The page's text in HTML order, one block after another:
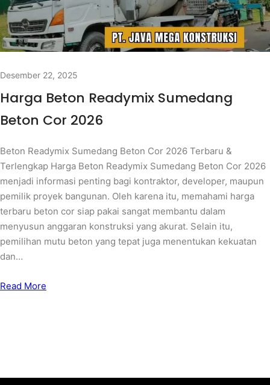
Desember 22, 2025
Harga Beton Readymix Sumedang
Beton Cor 2026
Beton Readymix Sumedang Beton Cor 2026 Terbaru &
Terlengkap Harga Beton Readymix Sumedang Beton Cor 2026
menjadi informasi penting bagi kontraktor, developer, maupun
pemilik proyek bangunan. Oleh karena itu, memahami harga
terbaru beton cor siap pakai sangat membantu dalam
menyusun anggaran konstruksi yang akurat. Selain itu,
pemilihan mutu beton yang tepat juga menentukan kekuatan
dan…
Read More